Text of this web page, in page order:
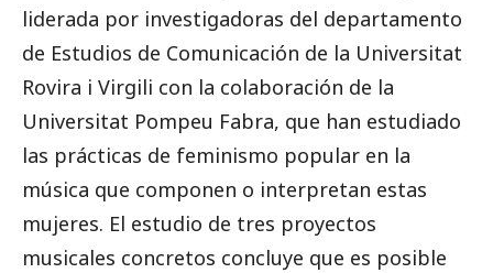
liderada por investigadoras del departamento
de Estudios de Comunicación de la Universitat
Rovira i Virgili con la colaboración de la
Universitat Pompeu Fabra, que han estudiado
las prácticas de feminismo popular en la
música que componen o interpretan estas
mujeres. El estudio de tres proyectos
musicales concretos concluye que es posible